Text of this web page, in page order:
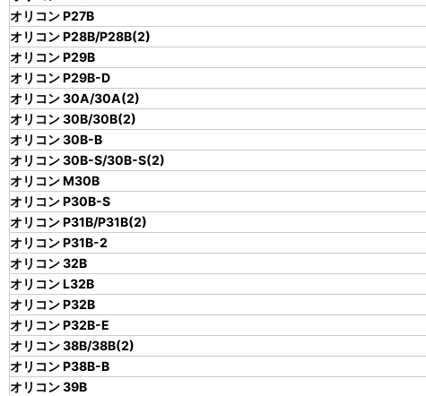
オリコン P27B
オリコン P28B/P28B(2)
オリコン P29B
オリコン P29B-D
オリコン 30A/30A(2)
オリコン 30B/30B(2)
オリコン 30B-B
オリコン 30B-S/30B-S(2)
オリコン M30B
オリコン P30B-S
オリコン P31B/P31B(2)
オリコン P31B-2
オリコン 32B
オリコン L32B
オリコン P32B
オリコン P32B-E
オリコン 38B/38B(2)
オリコン P38B-B
オリコン 39B